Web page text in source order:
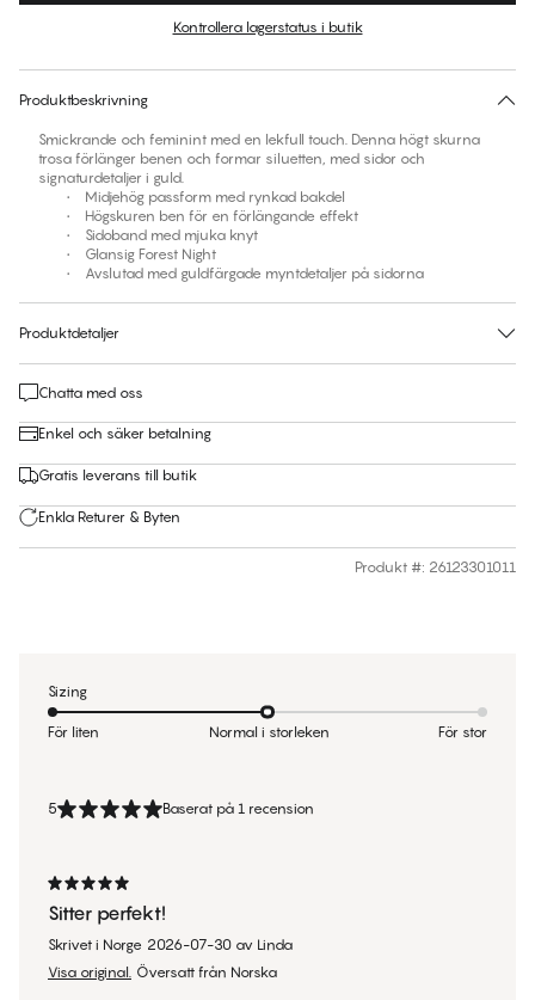
Ingen storlek föreslås för den här produkten
Kontrollera lagerstatus i butik
Produktbeskrivning
Smickrande och feminint med en lekfull touch. Denna högt skurna
trosa förlänger benen och formar siluetten, med sidor och
signaturdetaljer i guld.
• Midjehög passform med rynkad bakdel
• Högskuren ben för en förlängande effekt
• Sidoband med mjuka knyt
• Glansig Forest Night
• Avslutad med guldfärgade myntdetaljer på sidorna
Produktdetaljer
Chatta med oss
Enkel och säker betalning
Gratis leverans till butik
Enkla Returer & Byten
Produkt #: 26123301011
5 Baserat på 1 recension
Sitter perfekt!
Skrivet i Norge 2026-07-30 av Linda
Visa original. Översatt från Norska
Sizing
För liten Normal i storleken För stor